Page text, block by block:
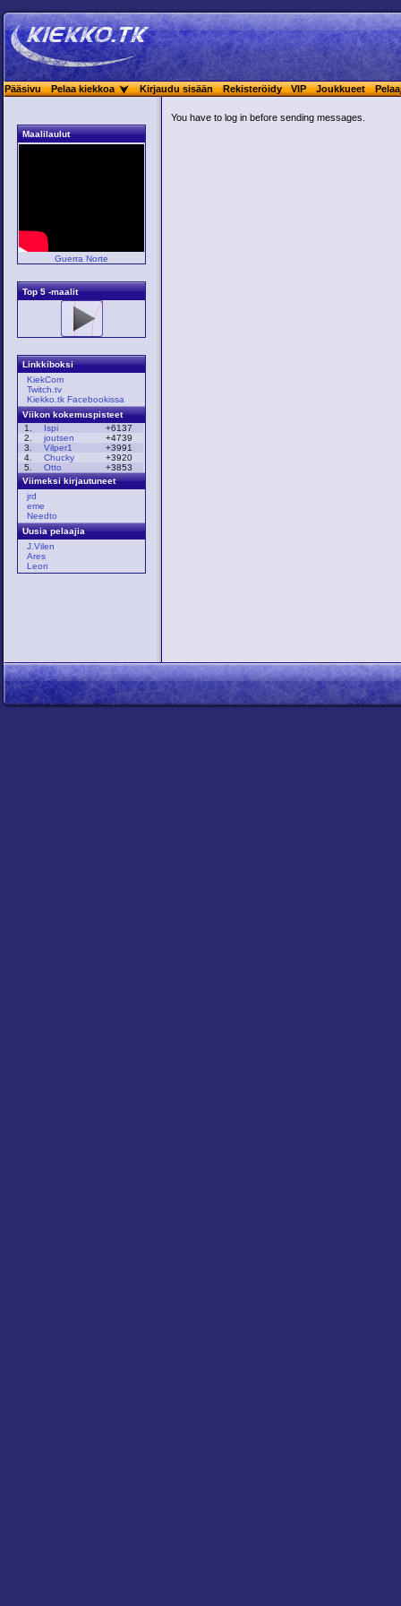
Pääsivu Pelaa kiekkoa Kirjaudu sisään Rekisteröidy VIP Joukkueet
Maalilaulut
Guerra Norte
Top 5 -maalit
Linkkiboksi
KiekCom
Twitch.tv
Kiekko.tk Facebookissa
Viikon kokemuspisteet
1.
Ispi
+6137
2.
joutsen
+4739
3.
Vilper1
+3991
4.
Chucky
+3920
5.
Otto
+3853
Viimeksi kirjautuneet
jrd
eme
Needto
Uusia pelaajia
J.Vilen
Ares
Leon
You have to log in before sending messages.